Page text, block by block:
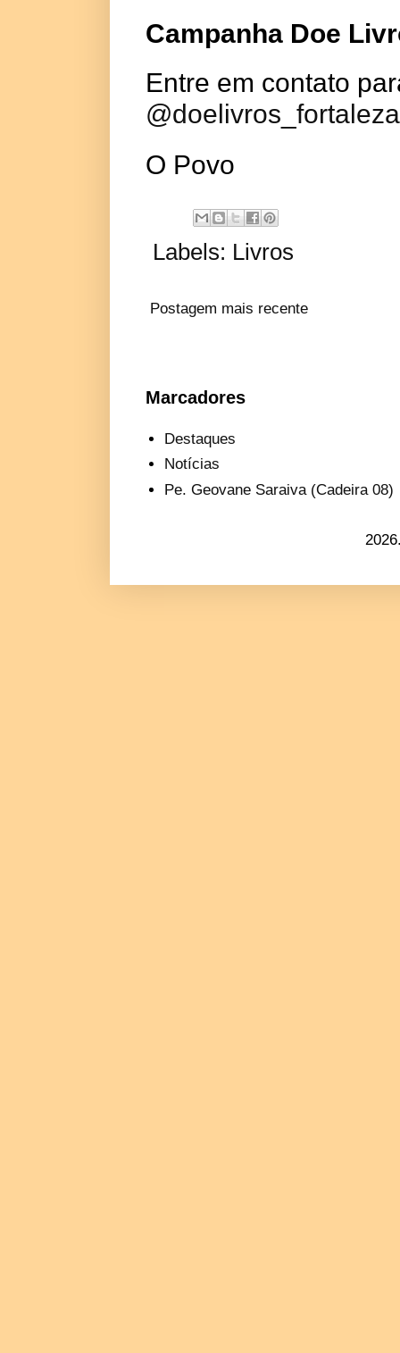
Campanha Doe
Entre em contato
@doelivros_fortaleza
O Povo
Labels: Livros
Postagem mais recente
Marcadores
Destaques
Notícias
Pe. Geovane Saraiva (Cadeira 08)